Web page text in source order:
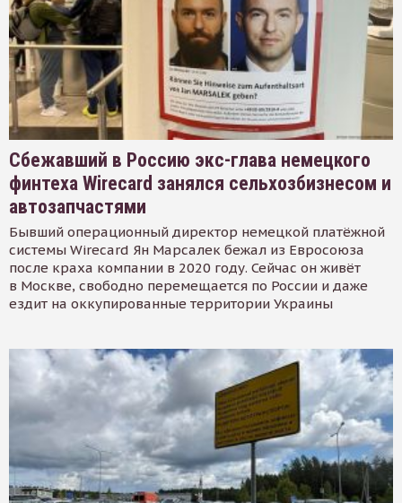
Сбежавший в Россию экс-глава немецкого
финтеха Wirecard занялся сельхозбизнесом и
автозапчастями
Бывший операционный директор немецкой платёжной
системы Wirecard Ян Марсалек бежал из Евросоюза
после краха компании в 2020 году. Сейчас он живёт
в Москве, свободно перемещается по России и даже
ездит на оккупированные территории Украины